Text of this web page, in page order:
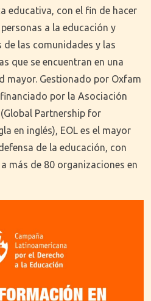
educativa, con el fin de hacer
a la educación y
de las comunidades y las
que se encuentran en una
mayor. Gestionado por Oxfam
por la Asociación
Partnership for
en inglés), EOL es el mayor
de la educación, con
más de 80 organizaciones en